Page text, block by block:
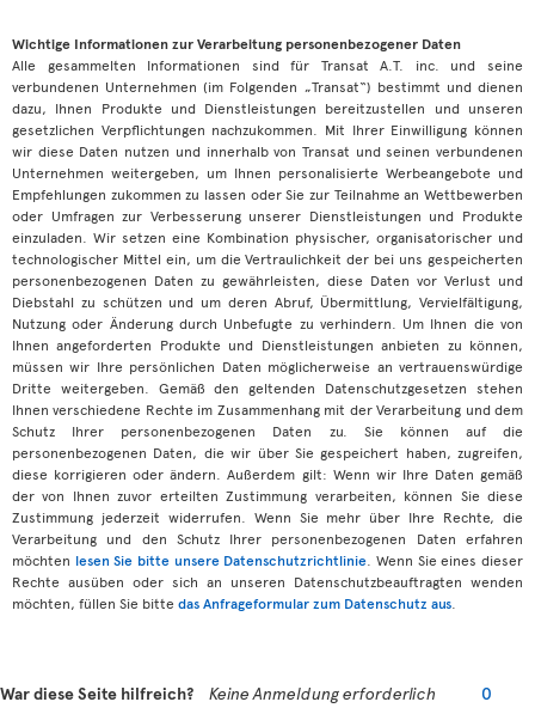
Wichtige Informationen zur Verarbeitung personenbezogener Daten
Alle gesammelten Informationen sind für Transat A.T. inc. und seine
verbundenen Unternehmen (im Folgenden „Transat“) bestimmt und dienen
dazu, Ihnen Produkte und Dienstleistungen bereitzustellen und unseren
gesetzlichen Verpflichtungen nachzukommen. Mit Ihrer Einwilligung können
wir diese Daten nutzen und innerhalb von Transat und seinen verbundenen
Unternehmen weitergeben, um Ihnen personalisierte Werbeangebote und
Empfehlungen zukommen zu lassen oder Sie zur Teilnahme an Wettbewerben
oder Umfragen zur Verbesserung unserer Dienstleistungen und Produkte
einzuladen. Wir setzen eine Kombination physischer, organisatorischer und
technologischer Mittel ein, um die Vertraulichkeit der bei uns gespeicherten
personenbezogenen Daten zu gewährleisten, diese Daten vor Verlust und
Diebstahl zu schützen und um deren Abruf, Übermittlung, Vervielfältigung,
Nutzung oder Änderung durch Unbefugte zu verhindern. Um Ihnen die von
Ihnen angeforderten Produkte und Dienstleistungen anbieten zu können,
müssen wir Ihre persönlichen Daten möglicherweise an vertrauenswürdige
Dritte weitergeben. Gemäß den geltenden Datenschutzgesetzen stehen
Ihnen verschiedene Rechte im Zusammenhang mit der Verarbeitung und dem
Schutz Ihrer personenbezogenen Daten zu. Sie können auf die
personenbezogenen Daten, die wir über Sie gespeichert haben, zugreifen,
diese korrigieren oder ändern. Außerdem gilt: Wenn wir Ihre Daten gemäß
der von Ihnen zuvor erteilten Zustimmung verarbeiten, können Sie diese
Zustimmung jederzeit widerrufen. Wenn Sie mehr über Ihre Rechte, die
Verarbeitung und den Schutz Ihrer personenbezogenen Daten erfahren
möchten lesen Sie bitte unsere Datenschutzrichtlinie . Wenn Sie eines dieser
Rechte ausüben oder sich an unseren Datenschutzbeauftragten wenden
möchten, füllen Sie bitte das Anfrageformular zum Datenschutz aus
War diese Seite hilfreich? Keine Anmeldung erforderlich
0